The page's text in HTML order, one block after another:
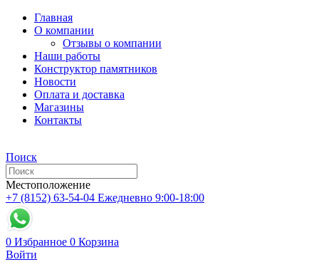
Главная
О компании
Отзывы о компании
Наши работы
Конструктор памятников
Новости
Оплата и доставка
Магазины
Контакты
Поиск
Местоположение
+7 (8152) 63-54-04 Ежедневно 9:00-18:00
0 Избранное 0 Корзина
Войти